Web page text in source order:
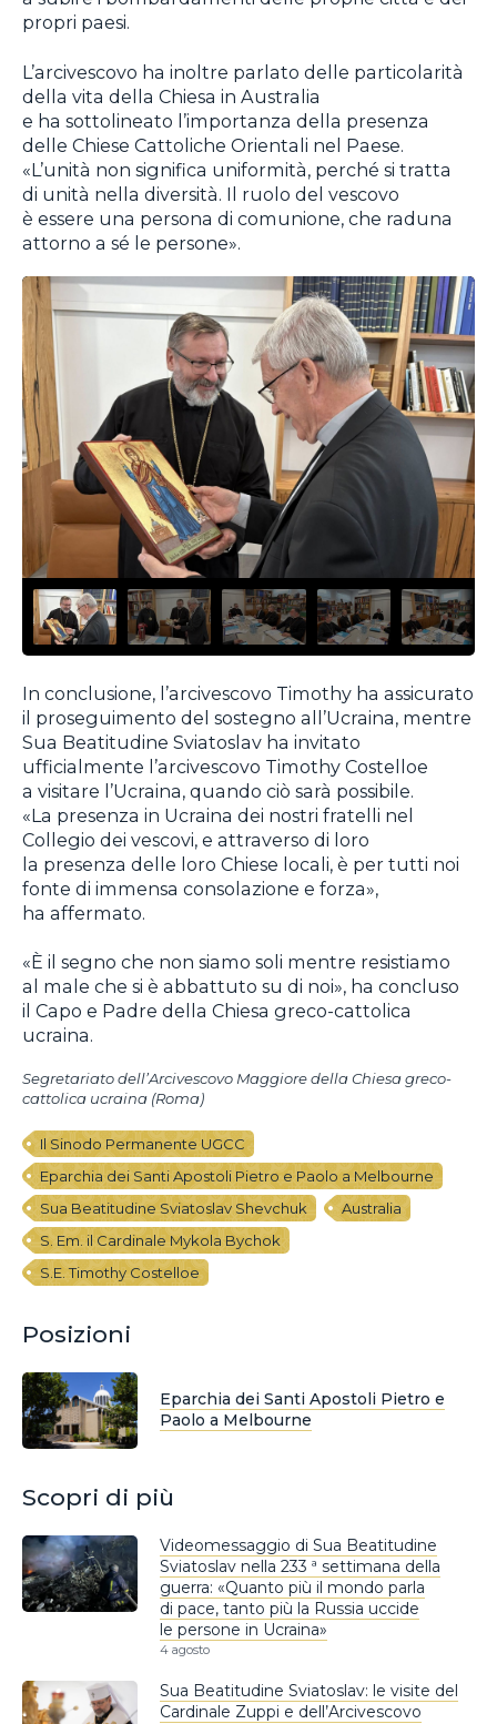
propri paesi.
L’arcivescovo ha inoltre parlato delle particolarità
della vita della Chiesa in Australia
e ha sottolineato l’importanza della presenza
delle Chiese Cattoliche Orientali nel Paese.
«L’unità non significa uniformità, perché si tratta
di unità nella diversità. Il ruolo del vescovo
è essere una persona di comunione, che raduna
attorno a sé le persone».
In conclusione, l’arcivescovo Timothy ha assicurato
il proseguimento del sostegno all’Ucraina, mentre
Sua Beatitudine Sviatoslav ha invitato
ufficialmente l’arcivescovo Timothy Costelloe
a visitare l’Ucraina, quando ciò sarà possibile.
«La presenza in Ucraina dei nostri fratelli nel
Collegio dei vescovi, e attraverso di loro
la presenza delle loro Chiese locali, è per tutti noi
fonte di immensa consolazione e forza»,
ha affermato.
«È il segno che non siamo soli mentre resistiamo
al male che si è abbattuto su di noi», ha concluso
il Capo e Padre della Chiesa greco-cattolica
ucraina.
Segretariato dell’Arcivescovo Maggiore della Chiesa greco-
cattolica ucraina (Roma)
Il Sinodo Permanente UGCC
Eparchia dei Santi Apostoli Pietro e Paolo a Melbourne
Sua Beatitudine Sviatoslav Shevchuk
Australia
S. Em. il Cardinale Mykola Bychok
S.E. Timothy Costelloe
Posizioni
Eparchia dei Santi Apostoli Pietro e
Paolo a Melbourne
Scopri di più
Videomessaggio di Sua Beatitudine
Sviatoslav nella 233 ª settimana della
guerra: «Quanto più il mondo parla
di pace, tanto più la Russia uccide
le persone in Ucraina»
4 agosto
Sua Beatitudine Sviatoslav: le visite del
Cardinale Zuppi e dell’Arcivescovo